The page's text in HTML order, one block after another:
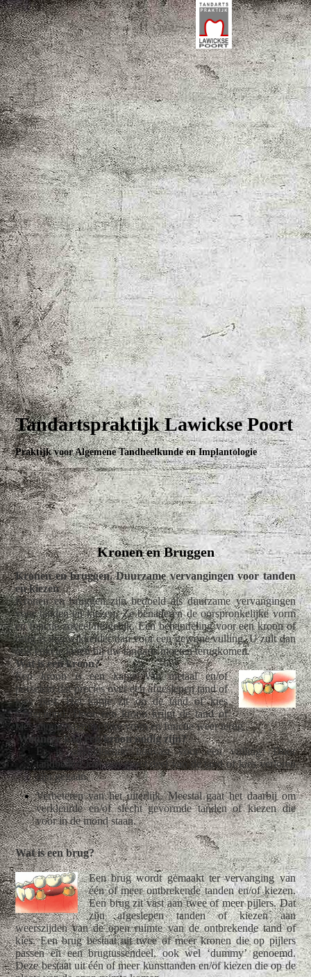
Tandartspraktijk Lawickse Poort
Praktijk voor Algemene Tandheelkunde en Implantologie
Kronen en Bruggen
Kronen en bruggen. Duurzame vervangingen voor tanden
en kiezen
Kronen en bruggen zijn bedoeld als duurzame vervangingen
voor tanden en kiezen. Ze benaderen de oorspronkelijke vorm
en functie zoveel mogelijk. Een behandeling voor een kroon of
brug is ingewikkelder dan voor een gewone vulling. U zult dan
ook enkele keren bij uw tandarts moeten terugkomen.
Wat is een kroon?
Een kroon is een kapje van metaal en/of
porselein dat precies over een afgeslepen tand of
kies past. Het kapje zit op de tand of kies
vastgelijmd. Door een kroon krijgt de tand of
kies zijn oorspronkelijke vorm en functie weer terug.
Wanneer kan een kroon nodig zijn?
Er is onvoldoende houvast voor een vulling. Door
tandbederf kan een groot deel van de tand of kies verloren
zijn gegaan.
Verbeteren van het uiterlijk. Meestal gaat het daarbij om
verkleurde en/of slecht gevormde tanden of kiezen die
voor in de mond staan.
Wat is een brug?
Een brug wordt gemaakt ter vervanging van
één of meer ontbrekende tanden en/of kiezen.
Een brug zit vast aan twee of meer pijlers. Dat
zijn afgeslepen tanden of kiezen aan
weerszijden van de open ruimte van de ontbrekende tand of
kies. Een brug bestaat uit twee of meer kronen die op pijlers
passen en een brugtussendeel, ook wel ‘dummy’ genoemd.
Deze bestaat uit één of meer kunsttanden en/of kiezen die op de